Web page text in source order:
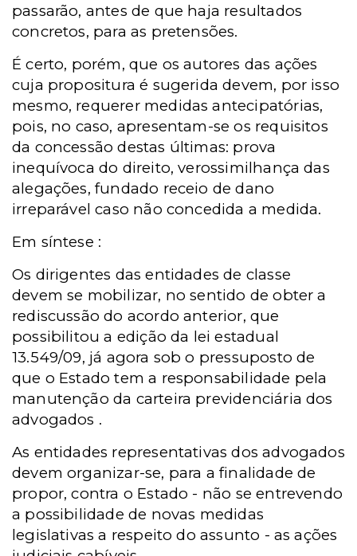
passarão, antes de que haja resultados
concretos, para as pretensões.
É certo, porém, que os autores das ações
cuja propositura é sugerida devem, por isso
mesmo, requerer medidas antecipatórias,
pois, no caso, apresentam-se os requisitos
da concessão destas últimas: prova
inequívoca do direito, verossimilhança das
alegações, fundado receio de dano
irreparável caso não concedida a medida.
Em síntese :
Os dirigentes das entidades de classe
devem se mobilizar, no sentido de obter a
rediscussão do acordo anterior, que
possibilitou a edição da lei estadual
13.549/09, já agora sob o pressuposto de
que o Estado tem a responsabilidade pela
manutenção da carteira previdenciária dos
advogados .
As entidades representativas dos advogados
devem organizar-se, para a finalidade de
propor, contra o Estado - não se entrevendo
a possibilidade de novas medidas
legislativas a respeito do assunto - as ações